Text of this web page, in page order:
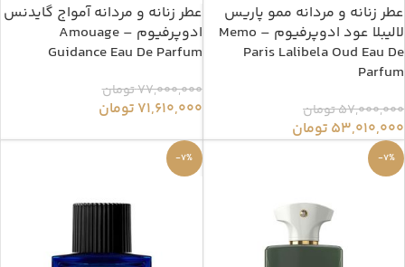
عطر زنانه و مردانه ممو پاریس
لالیبلا عود ادوپرفیوم – Memo
Paris Lalibela Oud Eau De
Parfum
57,000,000تومان
53,010,000 تومان
عطر زنانه و مردانه آمواج گایدنس
ادوپرفیوم – Amouage
Guidance Eau De Parfum
77,000,000تومان
71,610,000 تومان
-7%
-7%